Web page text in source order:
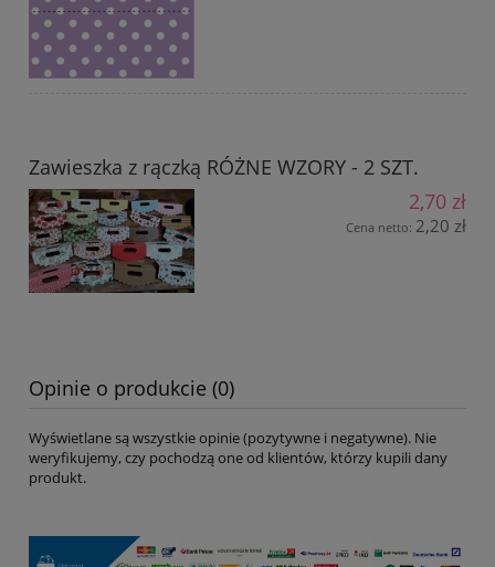
Zawieszka z rączką RÓŻNE WZORY - 2 SZT.
2,70 zł
Cena netto: 2,20 zł
Opinie o produkcie (0)
Wyświetlane są wszystkie opinie (pozytywne i negatywne). Nie
weryfikujemy, czy pochodzą one od klientów, którzy kupili dany
produkt.